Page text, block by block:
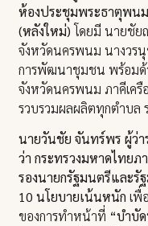
ห้องประชุมพระธาตุพน
(หลังใหม่) โดยมี นายชัย
จังหวัดนครพนม นางวรนุ
การพัฒนาชุมชน พร้อม
จังหวัดนครพนม ภาคีเครื
รวบรวมผลผลิตทุกตำบล
นายวันชัย จันทร์พร ผู้ว่า
ว่า กระทรวงมหาดไทย
รองนายกรัฐมนตรีและรั
10 นโยบายเน้นหนัก เพื่
ของการทำหน้าที่ “บำบั